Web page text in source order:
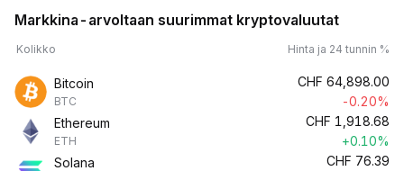
Markkina-arvoltaan suurimmat kryptovaluutat
Kolikko Hinta ja 24 tunnin %
Bitcoin
BTC
CHF 64,898.00
-0.20%
Ethereum
ETH
CHF 1,918.68
+0.10%
Solana
CHF 76.39